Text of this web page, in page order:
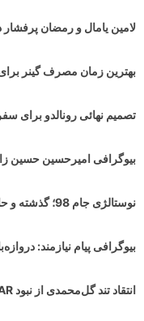
لامین یامال و رمضان پرفشار
بهترین زمان مصرف گینر
تصمیم نهائی رونالدو برای
بیوگرافی امیرحسین حسین
نوستالژی جام 98؛ گذشته و حال 6 ستاره‌ای که تاریخ را رقم زدند/ تصاویر
بیوگرافی پیام نیازمند:
انتقاد تند گل‌محمدی از نبود VAR؛ نهادهای نظارتی ورود کنند!